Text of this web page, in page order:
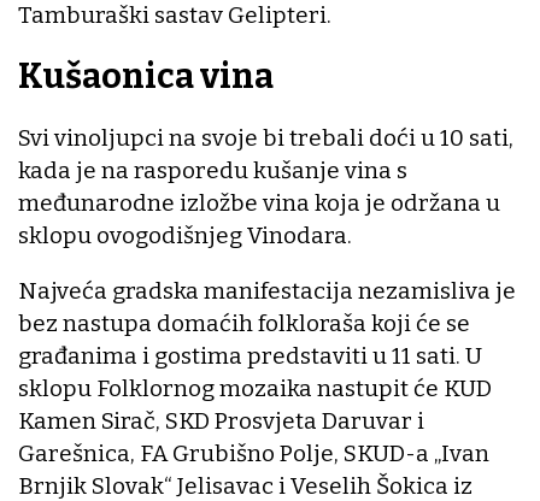
Tamburaški sastav Gelipteri.
Kušaonica vina
Svi vinoljupci na svoje bi trebali doći u 10 sati,
kada je na rasporedu kušanje vina s
međunarodne izložbe vina koja je održana u
sklopu ovogodišnjeg Vinodara.
Najveća gradska manifestacija nezamisliva je
bez nastupa domaćih folkloraša koji će se
građanima i gostima predstaviti u 11 sati. U
sklopu Folklornog mozaika nastupit će KUD
Kamen Sirač, SKD Prosvjeta Daruvar i
Garešnica, FA Grubišno Polje, SKUD-a „Ivan
Brnjik Slovak“ Jelisavac i Veselih Šokica iz